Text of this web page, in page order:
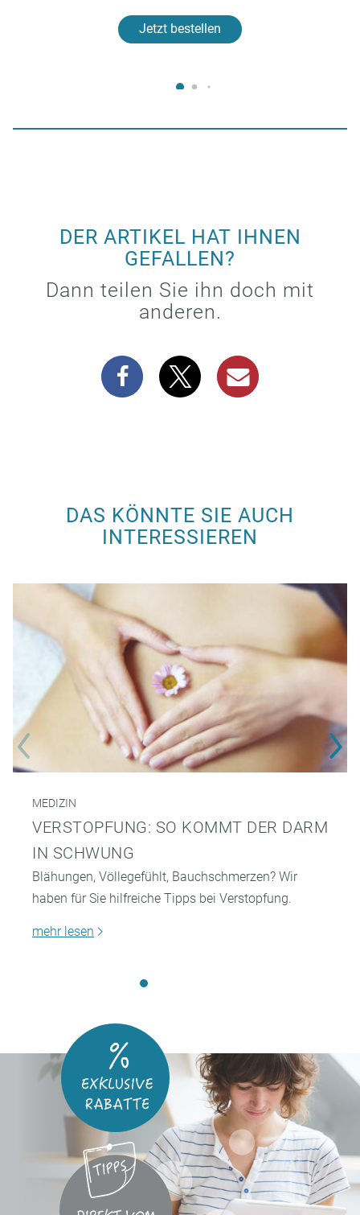
Jetzt bestellen
DER ARTIKEL HAT IHNEN
GEFALLEN?
Dann teilen Sie ihn doch mit
anderen.
DAS KÖNNTE SIE AUCH
INTERESSIEREN
MEDIZIN
VERSTOPFUNG: SO KOMMT DER DARM
IN SCHWUNG
Blähungen, Völlegefühlt, Bauchschmerzen? Wir
haben für Sie hilfreiche Tipps bei Verstopfung.
mehr lesen